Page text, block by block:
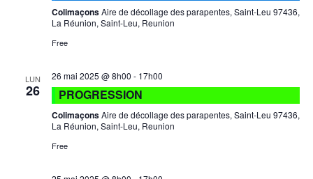
ColimaçonsAire de décollage des parapentes, Saint-Leu 97436,
La Réunion, Saint-Leu, Reunion
Free
LUN
26
26 mai 2025 @ 8h00 - 17h00
PROGRESSION
ColimaçonsAire de décollage des parapentes, Saint-Leu 97436,
La Réunion, Saint-Leu, Reunion
Free